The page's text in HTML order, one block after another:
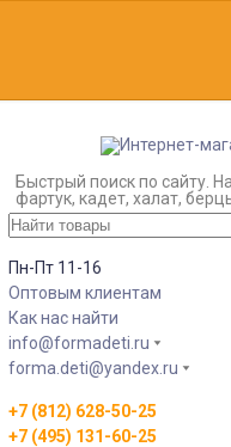
Быстрый поиск по сайту.
фартук, кадет, халат,
Пн-Пт 11-16
Оптовым клиентам
Как нас найти
info@formadeti.ru
forma.deti@yandex.ru
+7 (812) 628-50-25
+7 (495) 131-60-25